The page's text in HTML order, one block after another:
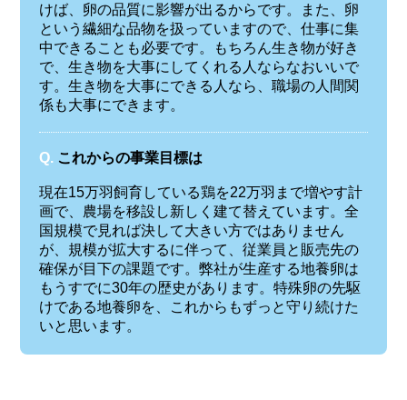
けば、卵の品質に影響が出るからです。また、卵
という繊細な品物を扱っていますので、仕事に集
中できることも必要です。もちろん生き物が好き
で、生き物を大事にしてくれる人ならなおいいで
す。生き物を大事にできる人なら、職場の人間関
係も大事にできます。
Q. これからの事業目標は
現在15万羽飼育している鶏を22万羽まで増やす計
画で、農場を移設し新しく建て替えています。全
国規模で見れば決して大きい方ではありません
が、規模が拡大するに伴って、従業員と販売先の
確保が目下の課題です。弊社が生産する地養卵は
もうすでに30年の歴史があります。特殊卵の先駆
けである地養卵を、これからもずっと守り続けた
いと思います。